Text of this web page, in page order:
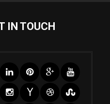
IN TOUCH